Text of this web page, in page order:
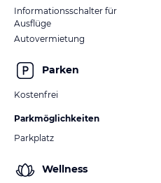
Informationsschalter für
Ausflüge
Autovermietung
Parken
Kostenfrei
Parkmöglichkeiten
Parkplatz
Wellness